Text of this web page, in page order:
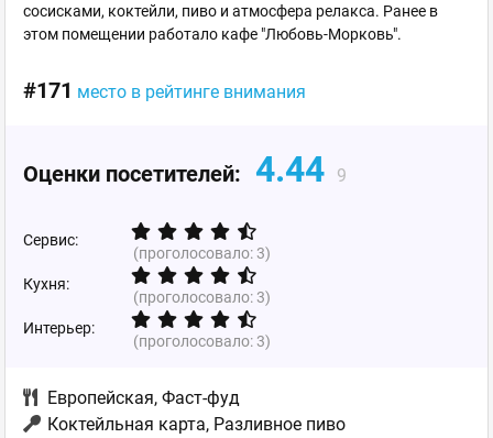
сосисками, коктейли, пиво и атмосфера релакса. Ранее в
этом помещении работало кафе "Любовь-Морковь".
#171 место в рейтинге внимания
Оценки посетителей: 4.44 9
Сервис:
(проголосовало:3)
Кухня:
(проголосовало:3)
Интерьер:
(проголосовало:3)
Европейская, Фаст-фуд
Коктейльная карта, Разливное пиво